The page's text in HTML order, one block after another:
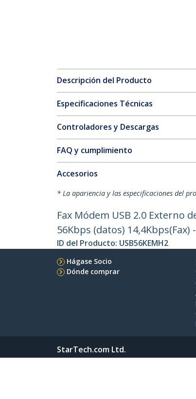
Descripción del Producto
Especificaciones Técnicas
Controladores y Descargas
FAQ y cumplimiento
Accesorios
* La apariencia y las especificaciones del
Fax Módem USB 2.0 Externo
56Kbps (datos)
ID del Producto: USB56KEMH2
Hágase Socio
Dónde comprar
StarTech.com Ltd.
4490 South Hamilton Rd